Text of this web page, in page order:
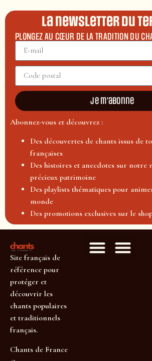
La newsletter du
PLONGEZ AU CŒUR DE LA TRADITION DU
Je m'abonne
Abonnez-vous et découvrez :
Des découvertes de chants issus de
françaises
Des histoires et anecdotes sur notre
précieux patrimoine
Des playlists thématiques pour
monde
Des promotions exclusives sur le
Site français de
référence pour
protéger et
découvrir les
chants populaires
et traditionnels
français.
Chants de France